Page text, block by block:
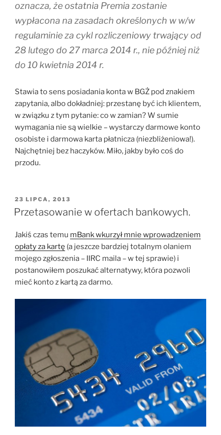
oznacza, że ostatnia Premia zostanie
wypłacona na zasadach określonych w w/w
regulaminie za cykl rozliczeniowy trwający od
28 lutego do 27 marca 2014 r., nie później niż
do 10 kwietnia 2014 r.
Stawia to sens posiadania konta w BGŻ pod znakiem
zapytania, albo dokładniej: przestanę być ich klientem,
w związku z tym pytanie: co w zamian? W sumie
wymagania nie są wielkie – wystarczy darmowe konto
osobiste i darmowa karta płatnicza (niezbliżeniowa!).
Najchętniej bez haczyków. Miło, jakby było coś do
przodu.
OPUBLIKOWANE
W
23 LIPCA, 2013
Przetasowanie w ofertach bankowych.
Jakiś czas temu mBank wkurzył mnie wprowadzeniem
opłaty za kartę (a jeszcze bardziej totalnym olaniem
mojego zgłoszenia – IIRC maila – w tej sprawie) i
postanowiłem poszukać alternatywy, która pozwoli
mieć konto z kartą za darmo.